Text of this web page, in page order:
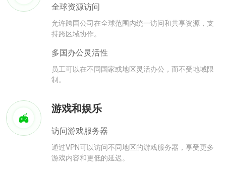
全球资源访问
允许跨国公司在全球范围内统一访问和共享资源，支
持跨区域协作。
多国办公灵活性
员工可以在不同国家或地区灵活办公，而不受地域限
制。
游戏和娱乐
访问游戏服务器
通过VPN可以访问不同地区的游戏服务器，享受更多
游戏内容和更低的延迟。